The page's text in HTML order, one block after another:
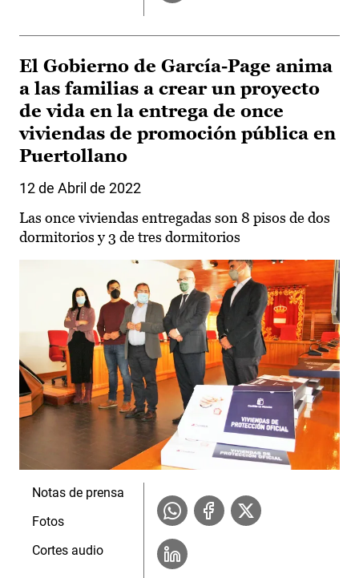
El Gobierno de García-Page anima
a las familias a crear un proyecto
de vida en la entrega de once
viviendas de promoción pública en
Puertollano
12 de Abril de 2022
Las once viviendas entregadas son 8 pisos de dos
dormitorios y 3 de tres dormitorios
Notas de prensa
Fotos
Cortes audio